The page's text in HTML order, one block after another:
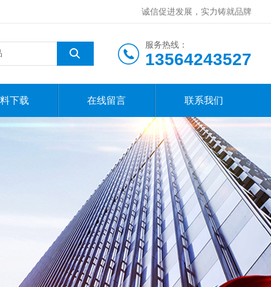
诚信促进发展，实力铸就品牌
服务热线：
13564243527
下载 在线留言 联系我们